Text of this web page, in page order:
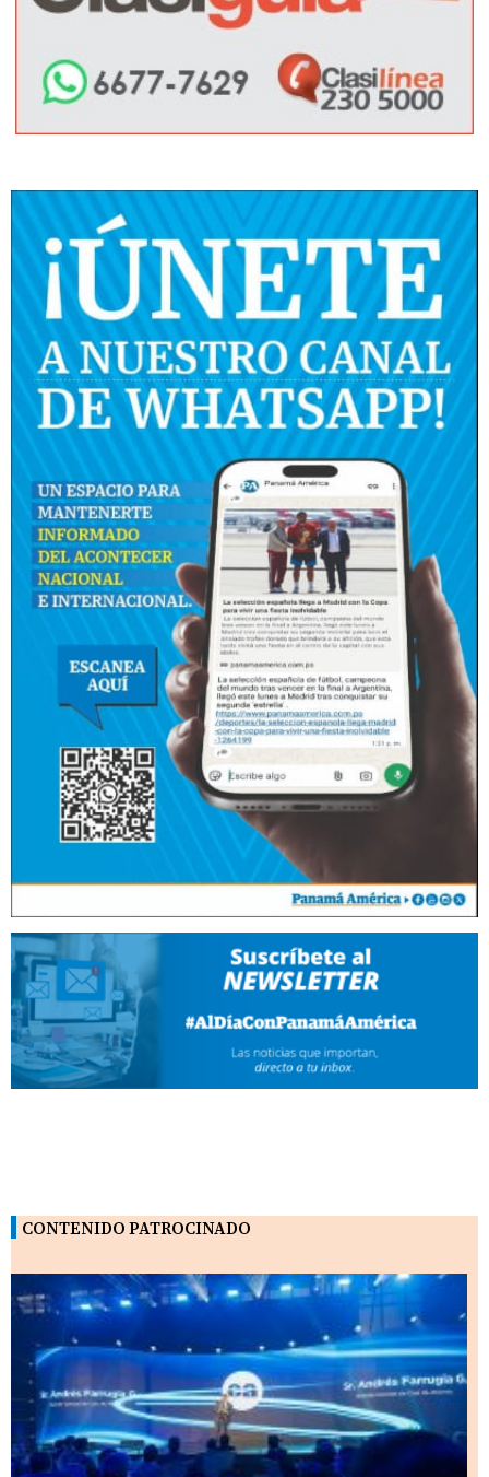
CONTENIDO PATROCINADO